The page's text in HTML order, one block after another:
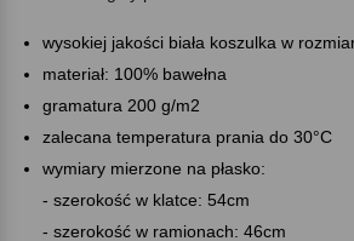
wysokiej jakości biała koszulka w
materiał: 100% bawełna
gramatura 200 g/m2
zalecana temperatura prania do 30°C
wymiary mierzone na płasko:
- szerokość w klatce: 54cm
- szerokość w ramionach: 46cm